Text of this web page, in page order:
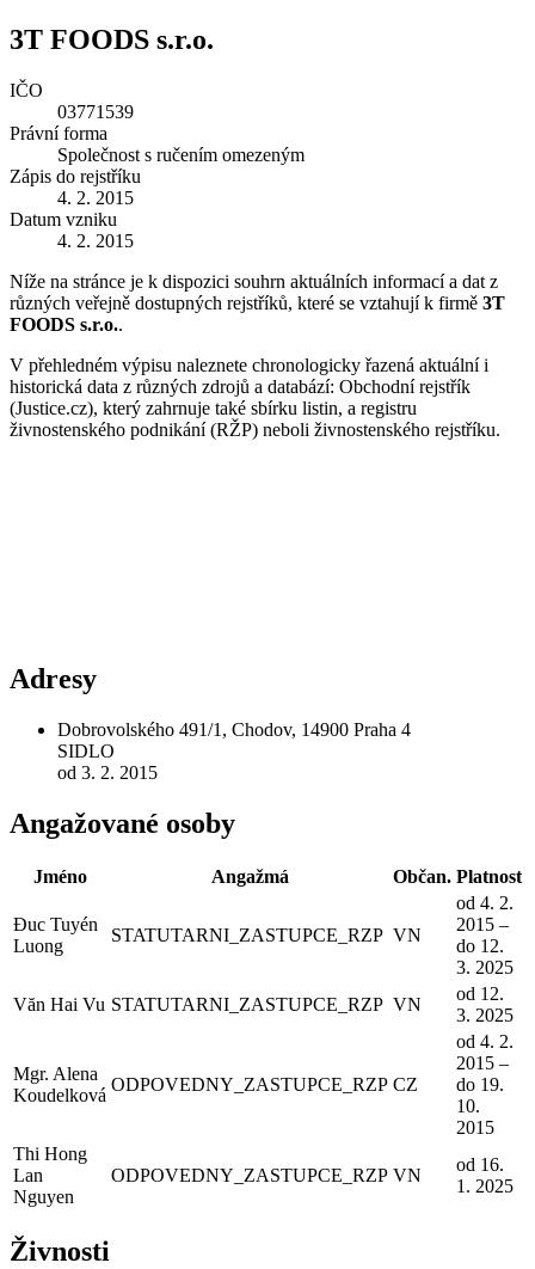
3T FOODS s.r.o.
IČO
03771539
Právní forma
Společnost s ručením omezeným
Zápis do rejstříku
4. 2. 2015
Datum vzniku
4. 2. 2015
Níže na stránce je k dispozici souhrn aktuálních informací a dat z
různých veřejně dostupných rejstříků, které se vztahují k firmě 3T
FOODS s.r.o..
V přehledném výpisu naleznete chronologicky řazená aktuální i
historická data z různých zdrojů a databází: Obchodní rejstřík
(Justice.cz), který zahrnuje také sbírku listin, a registru
živnostenského podnikání (RŽP) neboli živnostenského rejstříku.
Adresy
Dobrovolského 491/1, Chodov, 14900 Praha 4
SIDLO
od 3. 2. 2015
Angažované osoby
Jméno Angažmá Občan. Platnost
Đuc Tuyén
Luong
STATUTARNI_ZASTUPCE_RZP VN
od 4. 2.
2015 –
do 12.
3. 2025
Văn Hai Vu STATUTARNI_ZASTUPCE_RZP VN
od 12.
3. 2025
Mgr. Alena
Koudelková
ODPOVEDNY_ZASTUPCE_RZP CZ
od 4. 2.
2015 –
do 19.
10.
2015
Thi Hong
Lan
Nguyen
ODPOVEDNY_ZASTUPCE_RZP VN
od 16.
1. 2025
Živnosti